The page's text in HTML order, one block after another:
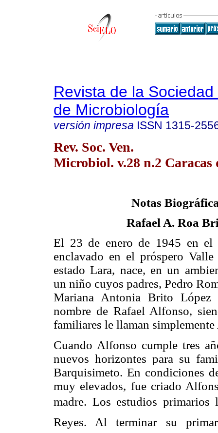
Revista de la
de Microbiología
versión impresa ISSN 1315-
Rev. Soc. Ven.
Microbiol. v.28 n.2 Caracas
Notas
Rafael A. Roa
El 23 de enero de 1945 en el
enclavado en el próspero
estado Lara, nace, en un
un niño cuyos padres, Pedro
Mariana Antonia Brito López
nombre de Rafael Alfonso,
familiares le llaman
Cuando Alfonso cumple tres
nuevos horizontes para su
Barquisimeto. En condiciones
muy elevados, fue criado
madre. Los estudios primarios
Reyes. Al terminar su